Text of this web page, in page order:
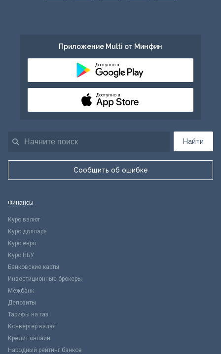
Найти
Сообщить об ошибке
Приложение Multi от Минфин
Доступно в
Доступно в
Финансы
Курс валют
Курс доллара
Курс евро
Курс НБУ
Банковские карты
Инвестиционные брокеры
Межбанк
Депозиты
Тарифы на газ
Конвертер валют
Кредит онлайн
Народный рейтинг банков